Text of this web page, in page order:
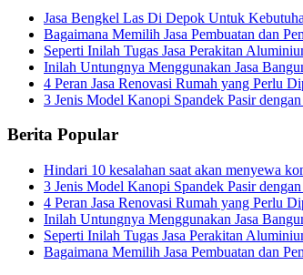
Jasa Bengkel Las Di Depok Untuk
Bagaimana Memilih Jasa Pembuatan dan
Seperti Inilah Tugas Jasa Perakitan
Inilah Untungnya Menggunakan Jasa
4 Peran Jasa Renovasi Rumah yang Perlu
3 Jenis Model Kanopi Spandek Pasir
Berita Popular
Hindari 10 kesalahan saat akan menyewa
3 Jenis Model Kanopi Spandek Pasir
4 Peran Jasa Renovasi Rumah yang Perlu
Inilah Untungnya Menggunakan Jasa
Seperti Inilah Tugas Jasa Perakitan
Bagaimana Memilih Jasa Pembuatan dan